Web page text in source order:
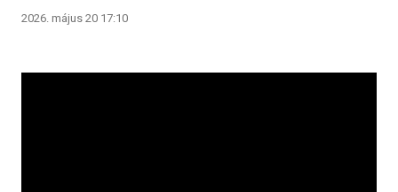
2026. május 20 17:10